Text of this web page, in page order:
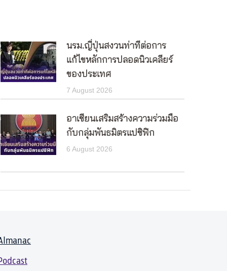
นรม.ญี่ปุ่นสงวนท่าทีต่อการ
แก้ไขหลักการปลอดนิวเคลียร์
ของประเทศ
7 August 2026
อาเซียนเสริมสร้างความร่วมมือ
กับกลุ่มพันธมิตรแปซิฟิก
6 August 2026